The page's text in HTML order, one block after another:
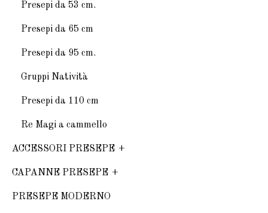
Presepi da 53 cm.
Presepi da 65 cm
Presepi da 95 cm.
Gruppi Natività
Presepi da 110 cm
Re Magi a cammello
ACCESSORI PRESEPE
CAPANNE PRESEPE
PRESEPE MODERNO